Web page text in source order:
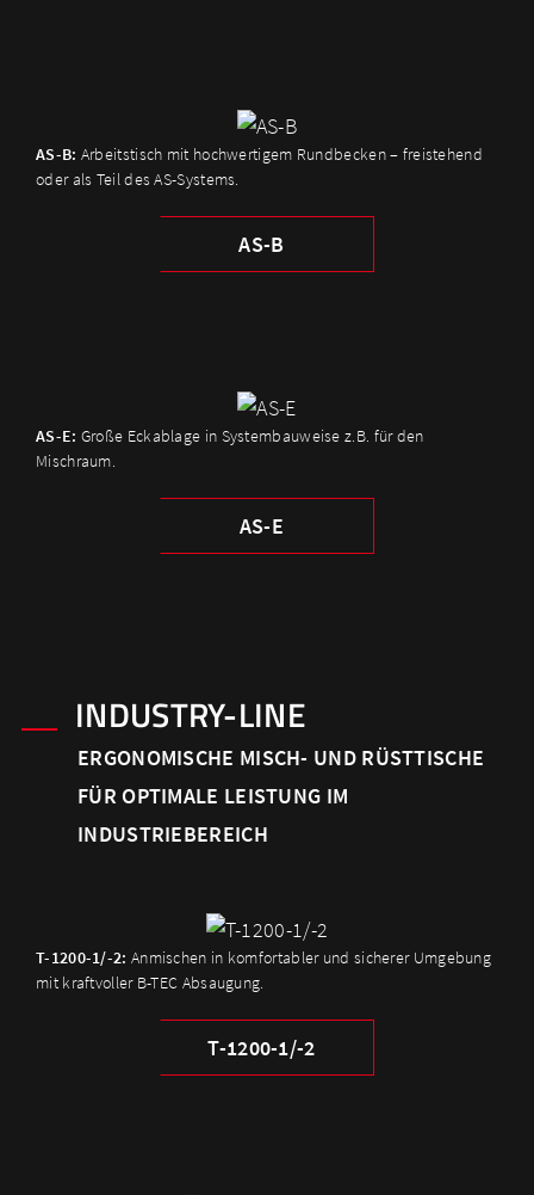
AS-B: Arbeitstisch mit hochwertigem Rundbecken – freistehend
oder als Teil des AS-Systems.
AS-B
AS-E: Große Eckablage in Systembauweise z.B. für den
Mischraum.
AS-E
INDUSTRY-LINE
ERGONOMISCHE MISCH- UND RÜSTTISCHE
FÜR OPTIMALE LEISTUNG IM
INDUSTRIEBEREICH
T-1200-1/-2: Anmischen in komfortabler und sicherer Umgebung
mit kraftvoller B-TEC Absaugung.
T-1200-1/-2